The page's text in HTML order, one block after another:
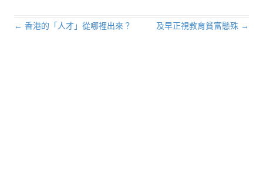
文章導航列
← 香港的「人才」從哪裡出來？ 及早正視教育貧富懸殊 →